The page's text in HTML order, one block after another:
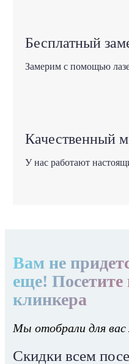
Бесплатный
Замерим с помощью
Качественный
У нас работают
Вам не
еще!
клинкера
Мы отобрали для
Скидки всем